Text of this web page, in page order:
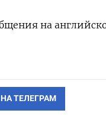
на
ТЕЛЕГРАМ